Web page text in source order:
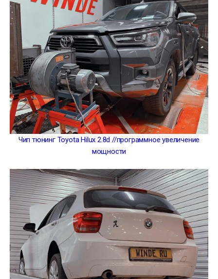
Чип тюнинг Toyota Hilux 2.8d //программное увеличение
мощности